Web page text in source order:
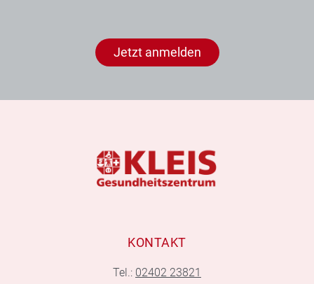
Jetzt anmelden
KONTAKT
Tel.: 02402 23821